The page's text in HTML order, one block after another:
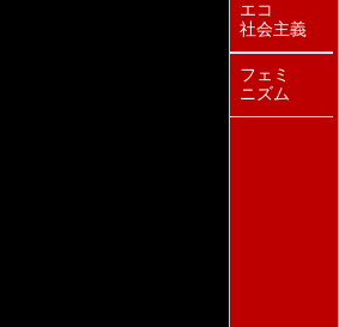
エコ
社会主義
フェミ
ニズム